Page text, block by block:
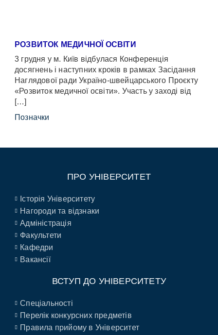
РОЗВИТОК МЕДИЧНОЇ ОСВІТИ
3 грудня у м. Київ відбулася Конференція
досягнень і наступних кроків в рамках Засідання
Наглядової ради Україно-швейцарського Проєкту
«Розвиток медичної освіти». Участь у заході від
[…]
Позначки
ПРО УНІВЕРСИТЕТ
Історія Університету
Нагороди та відзнаки
Адміністрація
Факультети
Кафедри
Вакансії
ВСТУП ДО УНІВЕРСИТЕТУ
Спеціальності
Перелік конкурсних предметів
Правила прийому в Університет